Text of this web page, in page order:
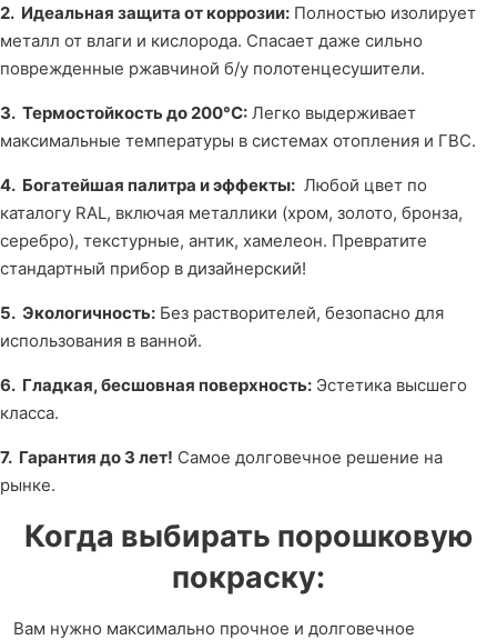
2. Идеальная защита от коррозии: Полностью изолирует
металл от влаги и кислорода. Спасает даже сильно
поврежденные ржавчиной б/у полотенцесушители.
3. Термостойкость до 200°C: Легко выдерживает
максимальные температуры в системах отопления и ГВС.
4. Богатейшая палитра и эффекты: Любой цвет по
каталогу RAL, включая металлики (хром, золото, бронза,
серебро), текстурные, антик, хамелеон. Превратите
стандартный прибор в дизайнерский!
5. Экологичность: Без растворителей, безопасно для
использования в ванной.
6. Гладкая, бесшовная поверхность: Эстетика высшего
класса.
7. Гарантия до 3 лет! Самое долговечное решение на
рынке.
Когда выбирать порошковую
покраску:
Вам нужно максимально прочное и долговечное